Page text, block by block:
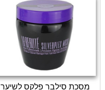
מסכת סילבר פלקס לשיער